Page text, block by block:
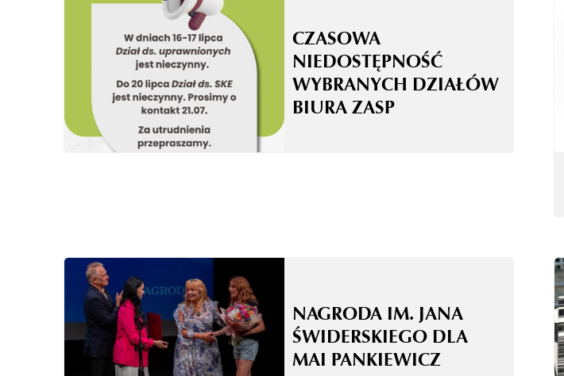
CZASOWA
NIEDOSTĘPNOŚĆ
WYBRANYCH DZIAŁÓW
BIURA ZASP
NAGRODA IM. JANA
ŚWIDERSKIEGO DLA
MAI PANKIEWICZ